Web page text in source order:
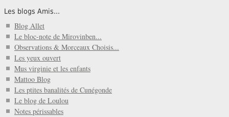
Les blogs Amis...
Blog Allet
Le bloc-note de Mirovinben...
Observations & Morceaux Choisis...
Les yeux ouvert
Mus virginie et les enfants
Mattoo Blog
Les ptites banalités de Cunégonde
Le blog de Loulou
Notes périssables